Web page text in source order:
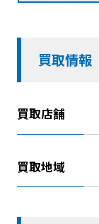
買取情報
買取店舗
買取地域